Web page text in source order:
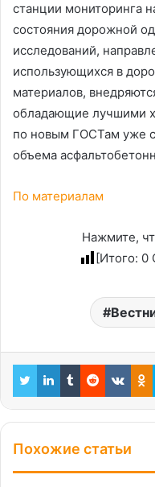
станции мониторинга
состояния дорожной
исследований,
использующихся в
материалов,
обладающие лучшими
по новым ГОСТам уже
объема
По материалам
Нажмите,
[Итого: 0
TwitterLinkedIn
TumblrReddit
Похожие статьи